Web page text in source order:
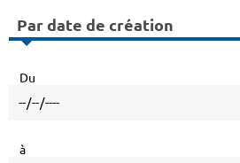
Par date de création
Du
à